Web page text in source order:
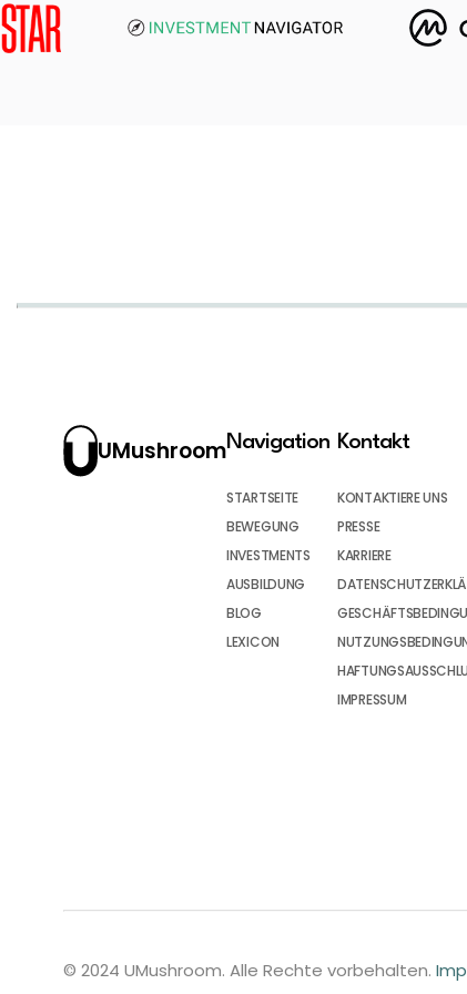
UMushroomNavigation
STARTSEITE
BEWEGUNG
INVESTMENTS
AUSBILDUNG
BLOG
LEXICON
Kontakt
KONTAKTIERE UNS
PRESSE
KARRIERE
IMPRESSUM
© 2024 UMushroom. Alle Rechte vorbehalten.